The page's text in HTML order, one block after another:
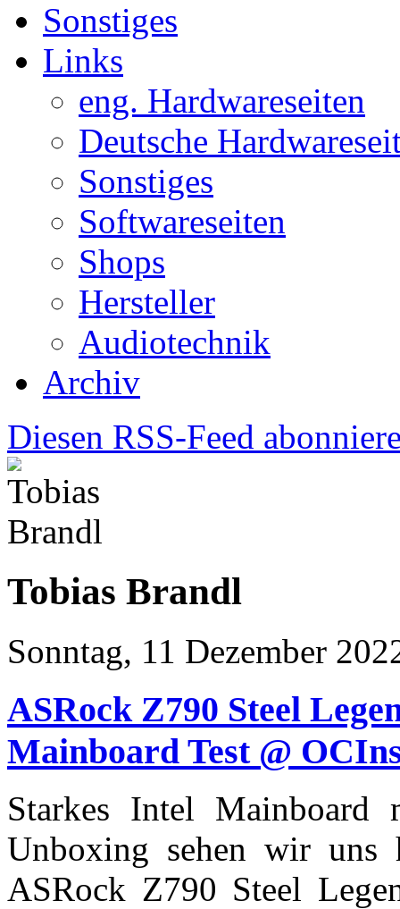
Sonstiges
Links
eng. Hardwareseiten
Deutsche
Sonstiges
Softwareseiten
Shops
Hersteller
Audiotechnik
Archiv
Diesen RSS-Feed
Tobias Brandl
Sonntag, 11 Dezember
ASRock Z790 Steel
Mainboard Test @
Starkes Intel Mainboard
Unboxing sehen wir uns
ASRock Z790 Steel